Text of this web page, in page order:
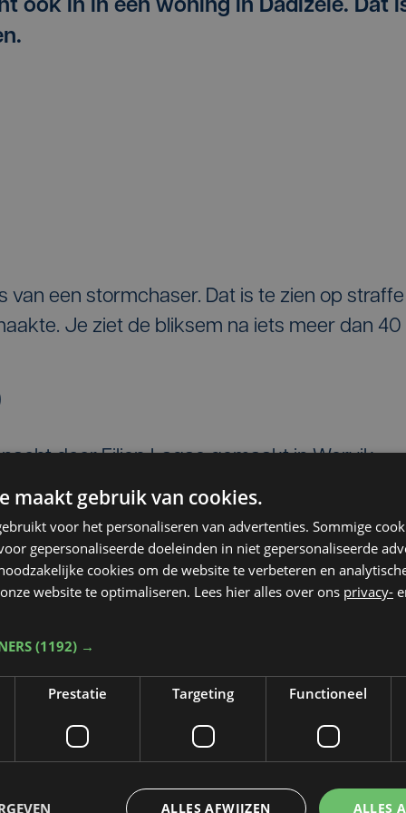
ook in in een woning in Dadizele. Dat
van een stormchaser. Dat is te zien op straffe
Je ziet de bliksem na iets meer dan 40
door Filiep Lagae gemaakt in Wervik.
zorgt voor schade
na blikseminslag
weer, code oranje in heel het land
maakt gebruik van cookies.
voor het personaliseren van advertenties. Sommige
gepersonaliseerde doeleinden in niet gepersonaliseerde
cookies om de website te verbeteren en
website te optimaliseren. Lees hier alles over ons privacy-
(1192) →
Prestatie Targeting
Functioneel
ALLES
ALLES AFWIJZEN